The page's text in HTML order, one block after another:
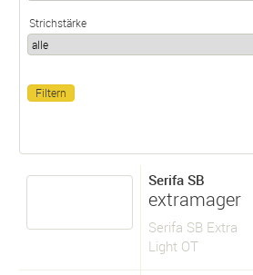
Strichstärke
Serifa SB
extramager
Serifa SB Extra
Light OT